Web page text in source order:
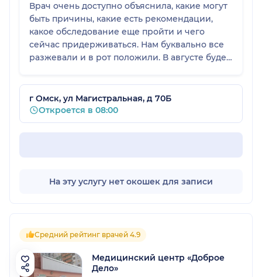
Врач очень доступно объяснила, какие могут
быть причины, какие есть рекомендации,
какое обследование еще пройти и чего
сейчас придерживаться. Нам буквально все
разжевали и в рот положили. В августе будем
рассказываю знакомым, что мы ходили к
такому доктору: если есть проблемы, можно
обращаться.
г Омск, ул Магистральная, д 70Б
Откроется в 08:00
На эту услугу нет окошек для записи
Средний рейтинг врачей 4.9
Медицинский центр «Доброе
Дело»